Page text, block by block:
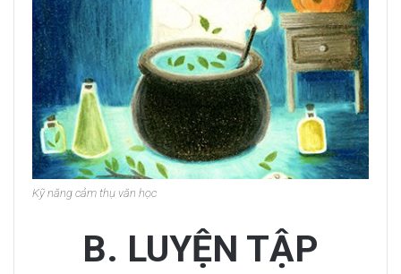
Kỹ năng cảm thụ văn học
B. LUYỆN TẬP